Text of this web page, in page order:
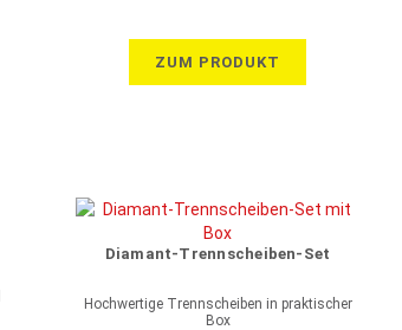
ZUM PRODUKT
Diamant-Trennscheiben-Set
Hochwertige Trennscheiben in praktischer
Box